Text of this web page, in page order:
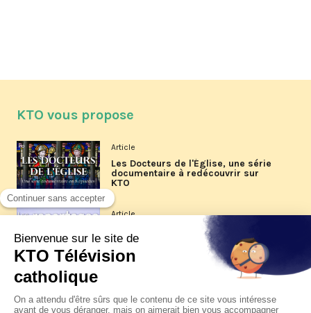
KTO vous propose
Article
Les Docteurs de l'Église, une série
documentaire à redécouvrir sur
KTO
Article
Les reportages d'été 2026 de KTO
La visite pastorale du pape Léon
XIV à Assise à suivre sur KTO le